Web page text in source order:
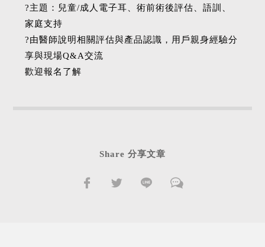
?主題：兒童/成人電子耳、術前術後評估、語訓、
家庭支持
?由醫師說明相關評估與產品認識，用戶親身經驗分
享與現場Q&A交流
歡迎報名了解
Share 分享文章